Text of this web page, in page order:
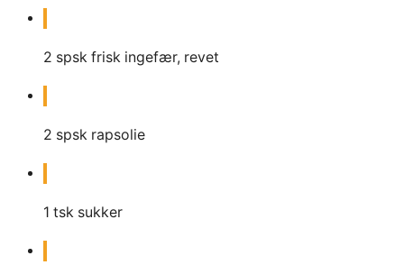
2 spsk frisk ingefær, revet
2 spsk rapsolie
1 tsk sukker